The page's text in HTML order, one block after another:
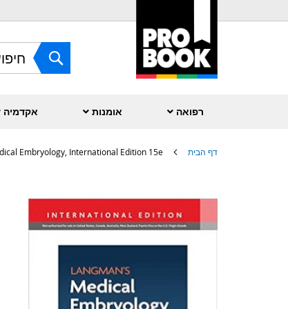
to
Content
חפש
רפואה אומנות אקדמיה
דף הבית Embryology, International Edition 15e
של
תמונות